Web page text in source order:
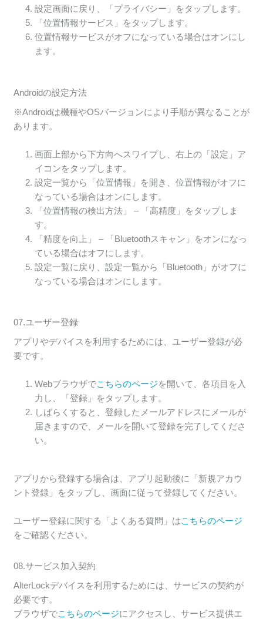
設定画面に戻り、「プライバシー」をタップします。
「位置情報サービス」をタップします。
位置情報サービスがオフになっている場合はオンにし
ます。
Androidの設定方法
※Androidは機種やOSバージョンにより手順が異なることが
あります。
画面上部から下方向へスワイプし、右上の「設定」ア
イコンをタップします。
設定一覧から「位置情報」を開き、位置情報がオフに
なっている場合はオンにします。
「位置情報の検出方法」 – 「高精度」をタップしま
す。
「精度を向上」 – 「Bluetoothスキャン」をオンになっ
ている場合はオフにします。
設定一覧に戻り、設定一覧から「Bluetooth」がオフに
なっている場合はオンにします。
07.ユーザー登録
アプリやデバイスを利用するためには、ユーザー登録が必
要です。
Webブラウザでこちらのページを開いて、各項目を入
力し、「登録」をタップします。
しばらくすると、登録したメールアドレスにメールが
届きますので、メールを開いて登録を完了してくださ
い。
アプリから登録する場合は、アプリ起動後に「新規アカウ
ント登録」をタップし、画面に従って登録してください。
ユーザー登録に関する「よくある質問」はこちらのページ
をご確認ください。
08.サービス加入契約
AlterLockデバイスを利用するためには、サービスの契約が
必要です。
ブラウザでこちらのページにアクセスし、サービス提供エ